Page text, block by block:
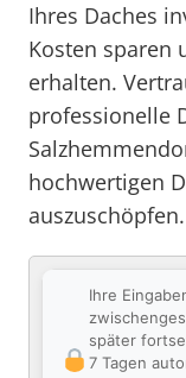
Ihres Daches
Kosten sparen
erhalten.
professionelle
hochwertigen
auszuschöpfen.
Ihre
später
7 Tagen